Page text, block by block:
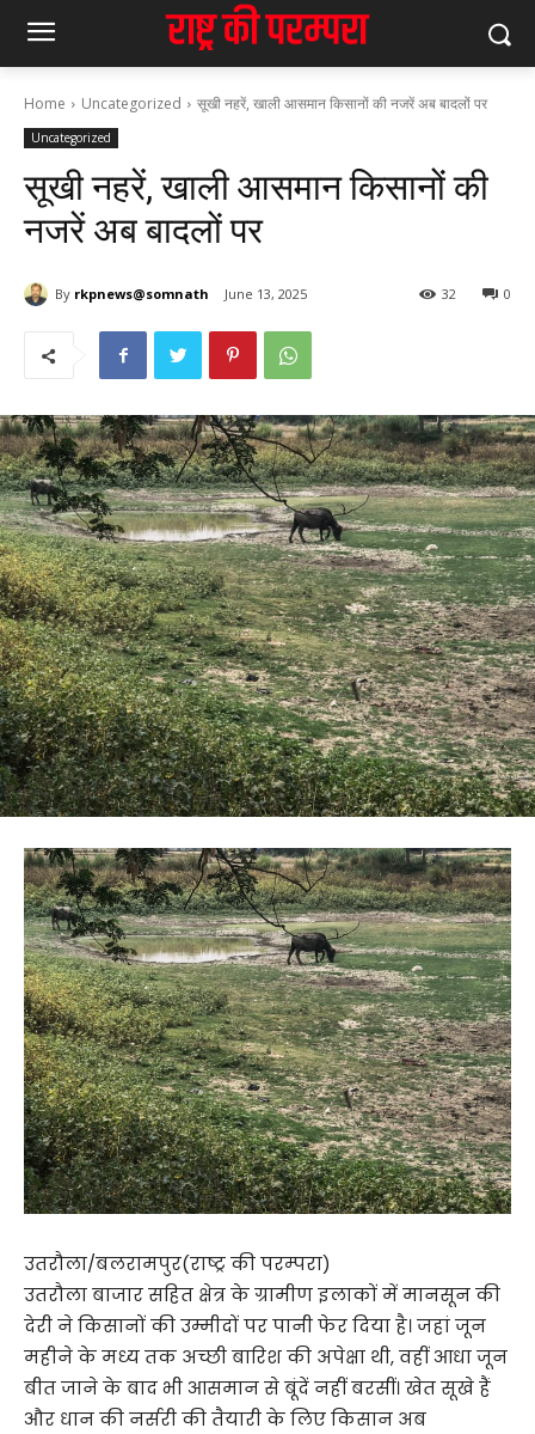
Home Uncategorized सूखी नहरें, खाली आसमान किसानों की नजरें अब बादलों पर
Uncategorized
सूखी नहरें, खाली आसमान किसानों की
नजरें अब बादलों पर
By rkpnews@somnath June 13, 2025 0
32
उतरौला/बलरामपुर(राष्ट्र की परम्परा)
उतरौला बाजार सहित क्षेत्र के ग्रामीण इलाकों में मानसून की
देरी ने किसानों की उम्मीदों पर पानी फेर दिया है। जहां जून
महीने के मध्य तक अच्छी बारिश की अपेक्षा थी, वहीं आधा जून
बीत जाने के बाद भी आसमान से बूंदें नहीं बरसीं। खेत सूखे हैं
और धान की नर्सरी की तैयारी के लिए किसान अब